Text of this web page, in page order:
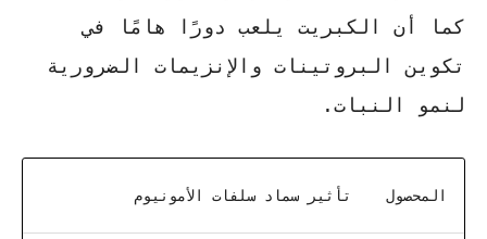
كما أن الكبريت يلعب دورًا هامًا في
تكوين البروتينات والإنزيمات الضرورية
لنمو النبات.
المحصول تأثير سماد سلفات الأمونيوم